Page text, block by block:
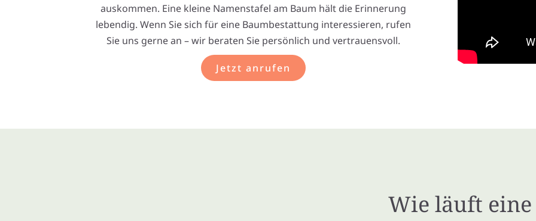
auskommen. Eine kleine Namenstafel am Baum hält die Erinnerung
lebendig. Wenn Sie sich für eine Baumbestattung interessieren, rufen
Sie uns gerne an – wir beraten Sie persönlich und vertrauensvoll.
Jetzt anrufen
Wie läuft